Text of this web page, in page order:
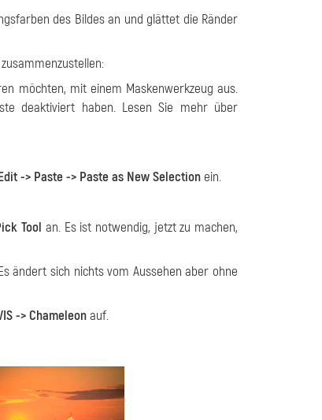
des Bildes an und glättet die Ränder
zusammenzustellen:
möchten, mit einem Maskenwerkzeug aus.
deaktiviert haben. Lesen Sie mehr über
-> Paste -> Paste as New Selection ein.
Tool an. Es ist notwendig, jetzt zu machen,
ändert sich nichts vom Aussehen aber ohne
-> Chameleonauf.